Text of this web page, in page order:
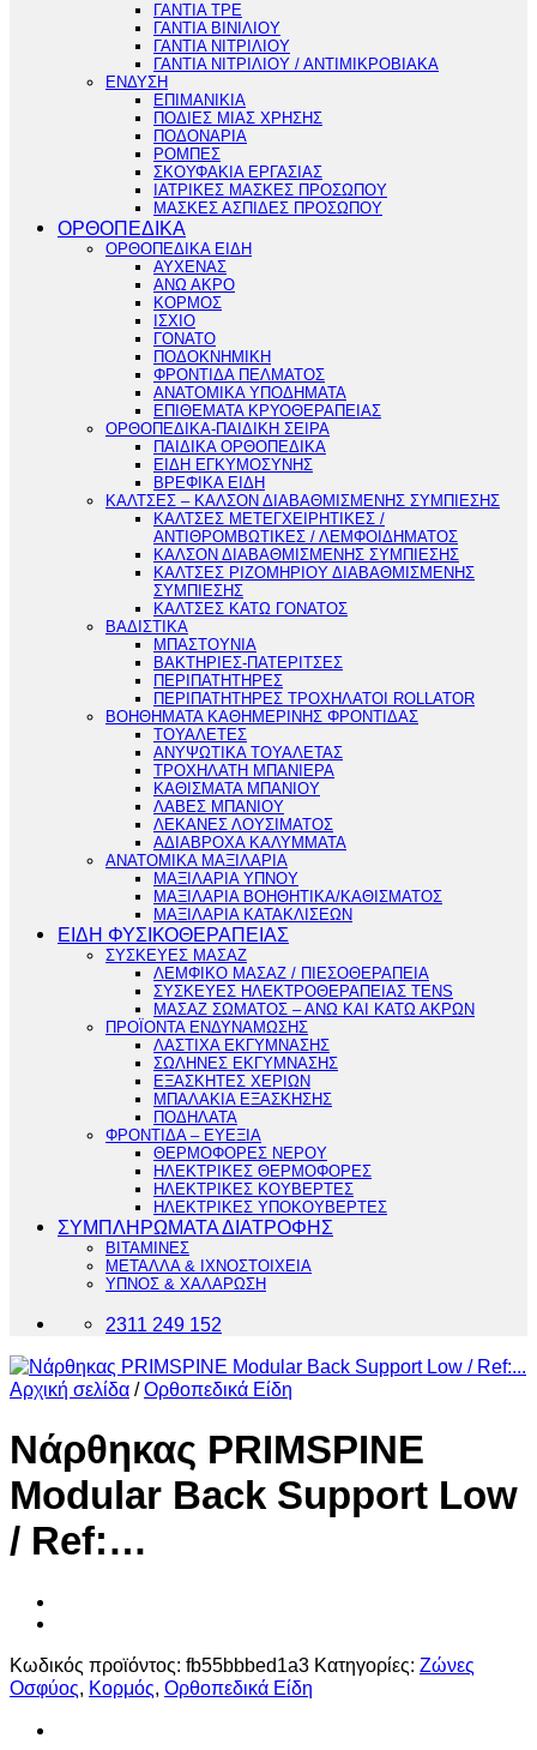
ΓΑΝΤΙΑ TPE
ΓΑΝΤΙΑ ΒΙΝΙΛΙΟΥ
ΓΑΝΤΙΑ ΝΙΤΡΙΛΙΟΥ
ΓΑΝΤΙΑ ΝΙΤΡΙΛΙΟΥ / ΑΝΤΙΜΙΚΡΟΒΙΑΚΑ
ΕΝΔΥΣΗ
ΕΠΙΜΑΝΙΚΙΑ
ΠΟΔΙΕΣ ΜΙΑΣ ΧΡΗΣΗΣ
ΠΟΔΟΝΑΡΙΑ
ΡΟΜΠΕΣ
ΣΚΟΥΦΑΚΙΑ ΕΡΓΑΣΙΑΣ
ΙΑΤΡΙΚΕΣ ΜΑΣΚΕΣ ΠΡΟΣΩΠΟΥ
ΜΑΣΚΕΣ ΑΣΠΙΔΕΣ ΠΡΟΣΩΠΟΥ
ΟΡΘΟΠΕΔΙΚΑ
ΟΡΘΟΠΕΔΙΚΑ ΕΙΔΗ
ΑΥΧΕΝΑΣ
ΑΝΩ ΑΚΡΟ
ΚΟΡΜΟΣ
ΙΣΧΙΟ
ΓΟΝΑΤΟ
ΠΟΔΟΚΝΗΜΙΚΗ
ΦΡΟΝΤΙΔΑ ΠΕΛΜΑΤΟΣ
ΑΝΑΤΟΜΙΚΑ ΥΠΟΔΗΜΑΤΑ
ΕΠΙΘΕΜΑΤΑ ΚΡΥΟΘΕΡΑΠΕΙΑΣ
ΟΡΘΟΠΕΔΙΚΑ-ΠΑΙΔΙΚΗ ΣΕΙΡΑ
ΠΑΙΔΙΚΑ ΟΡΘΟΠΕΔΙΚΑ
ΕΙΔΗ ΕΓΚΥΜΟΣΥΝΗΣ
ΒΡΕΦΙΚΑ ΕΙΔΗ
ΚΑΛΤΣΕΣ – ΚΑΛΣΟΝ ΔΙΑΒΑΘΜΙΣΜΕΝΗΣ ΣΥΜΠΙΕΣΗΣ
ΚΑΛΤΣΕΣ ΜΕΤΕΓΧΕΙΡΗΤΙΚΕΣ /
ΑΝΤΙΘΡΟΜΒΩΤΙΚΕΣ / ΛΕΜΦΟΙΔΗΜΑΤΟΣ
ΚΑΛΣΟΝ ΔΙΑΒΑΘΜΙΣΜΕΝΗΣ ΣΥΜΠΙΕΣΗΣ
ΚΑΛΤΣΕΣ ΡΙΖΟΜΗΡΙΟΥ ΔΙΑΒΑΘΜΙΣΜΕΝΗΣ
ΣΥΜΠΙΕΣΗΣ
ΚΑΛΤΣΕΣ ΚΑΤΩ ΓΟΝΑΤΟΣ
ΒΑΔΙΣΤΙΚΑ
ΜΠΑΣΤΟΥΝΙΑ
ΒΑΚΤΗΡΙΕΣ-ΠΑΤΕΡΙΤΣΕΣ
ΠΕΡΙΠΑΤΗΤΗΡΕΣ
ΠΕΡΙΠΑΤΗΤΗΡΕΣ ΤΡΟΧΗΛΑΤΟΙ ROLLATOR
ΒΟΗΘΗΜΑΤΑ ΚΑΘΗΜΕΡΙΝΗΣ ΦΡΟΝΤΙΔΑΣ
ΤΟΥΑΛΕΤΕΣ
ΑΝΥΨΩΤΙΚΑ ΤΟΥΑΛΕΤΑΣ
ΤΡΟΧΗΛΑΤΗ ΜΠΑΝΙΕΡΑ
ΚΑΘΙΣΜΑΤΑ ΜΠΑΝΙΟΥ
ΛΑΒΕΣ ΜΠΑΝΙΟΥ
ΛΕΚΑΝΕΣ ΛΟΥΣΙΜΑΤΟΣ
ΑΔΙΑΒΡΟΧΑ ΚΑΛΥΜΜΑΤΑ
ΑΝΑΤΟΜΙΚΑ ΜΑΞΙΛΑΡΙΑ
ΜΑΞΙΛΑΡΙΑ ΥΠΝΟΥ
ΜΑΞΙΛΑΡΙΑ ΒΟΗΘΗΤΙΚΑ/ΚΑΘΙΣΜΑΤΟΣ
ΜΑΞΙΛΑΡΙΑ ΚΑΤΑΚΛΙΣΕΩΝ
ΕΙΔΗ ΦΥΣΙΚΟΘΕΡΑΠΕΙΑΣ
ΣΥΣΚΕΥΕΣ ΜΑΣΑΖ
ΛΕΜΦΙΚΟ ΜΑΣΑΖ / ΠΙΕΣΟΘΕΡΑΠΕΙΑ
ΣΥΣΚΕΥΕΣ ΗΛΕΚΤΡΟΘΕΡΑΠΕΙΑΣ TENS
ΜΑΣΑΖ ΣΩΜΑΤΟΣ – ΑΝΩ ΚΑΙ ΚΑΤΩ ΑΚΡΩΝ
ΠΡΟΪΟΝΤΑ ΕΝΔΥΝΑΜΩΣΗΣ
ΛΑΣΤΙΧΑ ΕΚΓΥΜΝΑΣΗΣ
ΣΩΛΗΝΕΣ ΕΚΓΥΜΝΑΣΗΣ
ΕΞΑΣΚΗΤΕΣ ΧΕΡΙΩΝ
ΜΠΑΛΑΚΙΑ ΕΞΑΣΚΗΣΗΣ
ΠΟΔΗΛΑΤΑ
ΦΡΟΝΤΙΔΑ – ΕΥΕΞΙΑ
ΘΕΡΜΟΦΟΡΕΣ ΝΕΡΟΥ
ΗΛΕΚΤΡΙΚΕΣ ΘΕΡΜΟΦΟΡΕΣ
ΗΛΕΚΤΡΙΚΕΣ ΚΟΥΒΕΡΤΕΣ
ΗΛΕΚΤΡΙΚΕΣ ΥΠΟΚΟΥΒΕΡΤΕΣ
ΣΥΜΠΛΗΡΩΜΑΤΑ ΔΙΑΤΡΟΦΗΣ
ΒΙΤΑΜΙΝΕΣ
ΜΕΤΑΛΛΑ & ΙΧΝΟΣΤΟΙΧΕΙΑ
ΥΠΝΟΣ & ΧΑΛΑΡΩΣΗ
2311 249 152
Αρχική σελίδα / Ορθοπεδικά Είδη
Νάρθηκας PRIMSPINE
Modular Back Support Low
/ Ref:…
Κωδικός προϊόντος: fb55bbbed1a3 Κατηγορίες: Ζώνες
Οσφύος, Κορμός, Ορθοπεδικά Είδη